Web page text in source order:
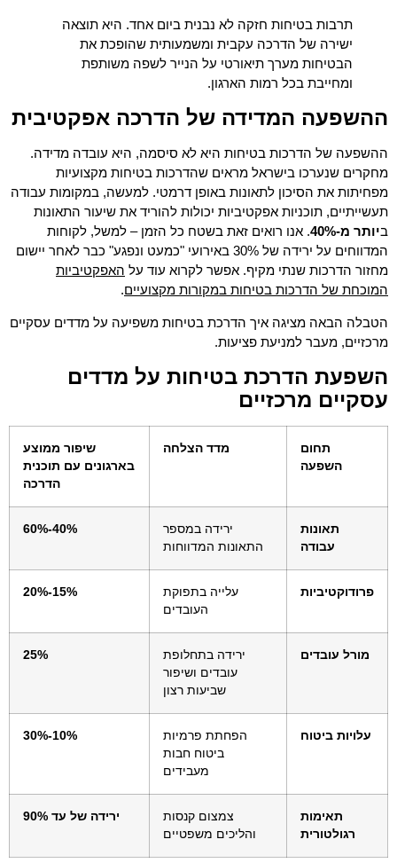
תרבות בטיחות חזקה לא נבנית ביום אחד. היא תוצאה
ישירה של הדרכה עקבית ומשמעותית שהופכת את
הבטיחות מערך תיאורטי על הנייר לשפה משותפת
ומחייבת בכל רמות הארגון.
ההשפעה המדידה של הדרכה אפקטיבית
ההשפעה של הדרכות בטיחות היא לא סיסמה, היא עובדה מדידה.
מחקרים שנערכו בישראל מראים שהדרכות בטיחות מקצועיות
מפחיתות את הסיכון לתאונות באופן דרמטי. למעשה, במקומות עבודה
תעשייתיים, תוכניות אפקטיביות יכולות להוריד את שיעור התאונות
ביותר מ-40%
. אנו רואים זאת בשטח כל הזמן – למשל, לקוחות
המדווחים על ירידה של 30% באירועי "כמעט ונפגע" כבר לאחר יישום
מחזור הדרכות שנתי מקיף. אפשר לקרוא עוד על האפקטיביות
המוכחת של הדרכות בטיחות במקורות מקצועיים.
הטבלה הבאה מציגה איך הדרכת בטיחות משפיעה על מדדים עסקיים
מרכזיים, מעבר למניעת פציעות.
השפעת הדרכת בטיחות על מדדים
עסקיים מרכזיים
תחום
השפעה
מדד הצלחה
שיפור ממוצע
בארגונים עם תוכנית
הדרכה
תאונות
עבודה
ירידה במספר
התאונות המדווחות
40%-60%
פרודוקטיביות
עלייה בתפוקת
העובדים
15%-20%
מורל עובדים
ירידה בתחלופת
עובדים ושיפור
שביעות רצון
25%
עלויות ביטוח
הפחתת פרמיות
ביטוח חבות
מעבידים
10%-30%
תאימות
רגולטורית
צמצום קנסות
והליכים משפטיים
ירידה של עד 90%